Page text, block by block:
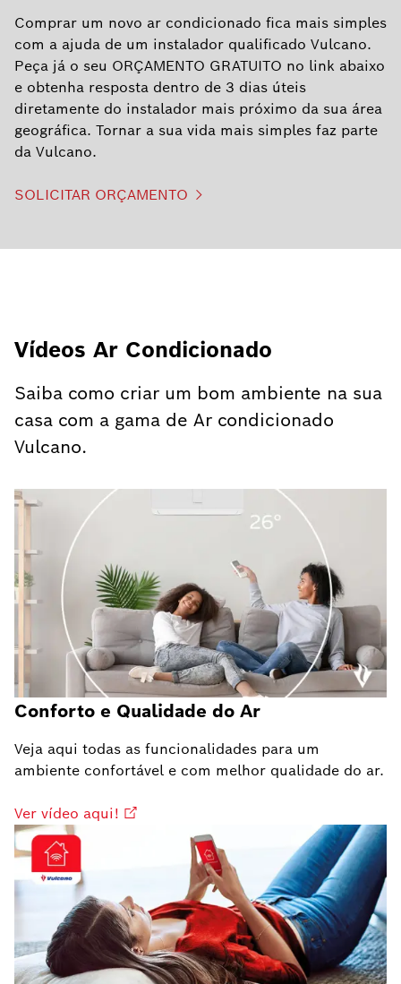
Comprar um novo ar condicionado fica mais simples
com a ajuda de um instalador qualificado Vulcano.
Peça já o seu ORÇAMENTO GRATUITO no link abaixo
e obtenha resposta dentro de 3 dias úteis
diretamente do instalador mais próximo da sua área
geográfica. Tornar a sua vida mais simples faz parte
da Vulcano.
SOLICITAR ORÇAMENTO
Vídeos Ar Condicionado
Saiba como criar um bom ambiente na sua
casa com a gama de Ar condicionado
Vulcano.
Conforto e Qualidade do Ar
Veja aqui todas as funcionalidades para um
ambiente confortável e com melhor qualidade do ar.
Ver vídeo aqui!